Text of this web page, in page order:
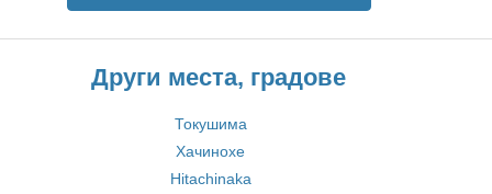
Други места, градове
Токушима
Хачинохе
Hitachinaka